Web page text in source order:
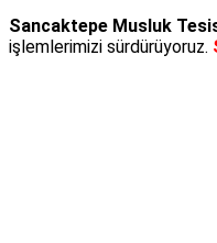
Sancaktepe Musluk
işlemlerimizi sürdürüyoruz.